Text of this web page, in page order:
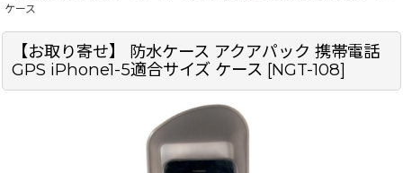
ケース
【お取り寄せ】 防水ケース アクアパック 携帯電話
GPS iPhone1-5適合サイズ ケース [NGT-108]